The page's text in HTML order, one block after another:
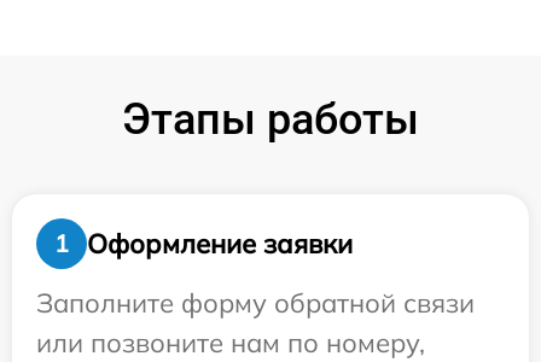
Этапы работы
1
Оформление заявки
Заполните форму обратной связи
или позвоните нам по номеру,